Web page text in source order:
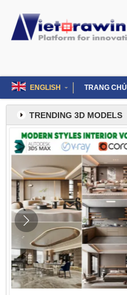
content
ENGLISH TRANG CHỦ
TRENDING 3D MODELS